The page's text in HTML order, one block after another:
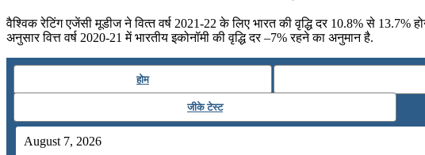
वैश्विक रेटिंग एजेंसी मूडीज ने वित्‍त वर्ष 2021-22 के लिए भारत की वृद्धि दर 10.8% से
अनुसार वित्त वर्ष 2020-21 में भारतीय इकोनॉमी की वृद्धि दर –7% रहने का अनुमान है.
होम
जीके टेस्ट
August 7, 2026